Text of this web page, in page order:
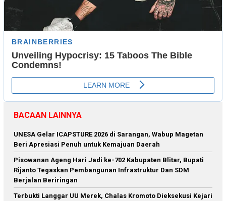
BACAAN LAINNYA
‎UNESA Gelar ICAPSTURE 2026 di Sarangan, Wabup Magetan
Beri Apresiasi Penuh untuk Kemajuan Daerah
Pisowanan Ageng Hari Jadi ke-702 Kabupaten Blitar, Bupati
Rijanto Tegaskan Pembangunan Infrastruktur Dan SDM
Berjalan Beriringan
Terbukti Langgar UU Merek, Chalas Kromoto Dieksekusi Kejari